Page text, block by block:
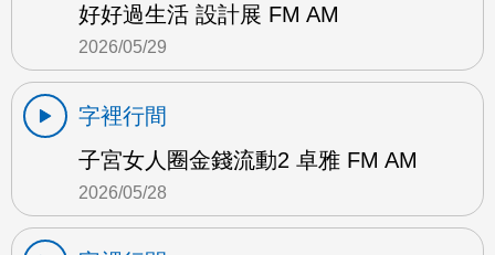
好好過生活 設計展 FM AM
2026/05/29
字裡行間
子宮女人圈金錢流動2 卓雅 FM AM
2026/05/28